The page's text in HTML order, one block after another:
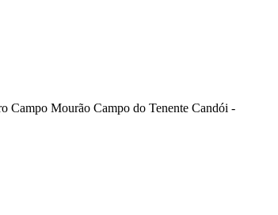
Campo Mourão Campo do Tenente Candói -